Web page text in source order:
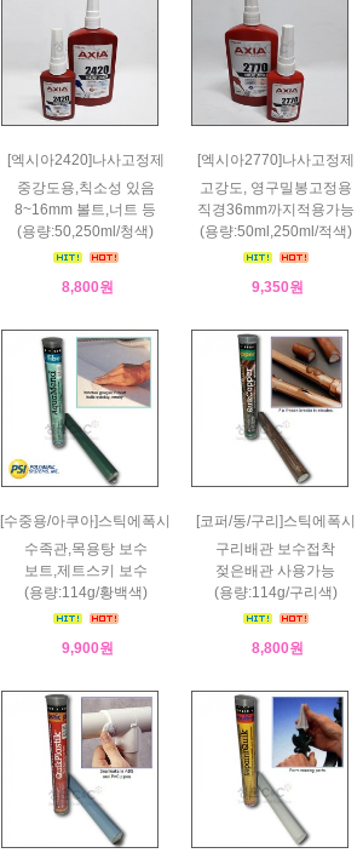
[엑시아2420]나사고정제
중강도용,칙소성 있음
8~16mm 볼트,너트 등
(용량:50,250ml/청색)
8,800원
[엑시아2770]나사고정제
고강도, 영구밀봉고정용
직경36mm까지적용가능
(용량:50ml,250ml/적색)
9,350원
[수중용/아쿠아]스틱에폭시
수족관,목용탕 보수
보트,제트스키 보수
(용량:114g/황백색)
9,900원
[코퍼/동/구리]스틱에폭시
구리배관 보수접착
젖은배관 사용가능
(용량:114g/구리색)
8,800원